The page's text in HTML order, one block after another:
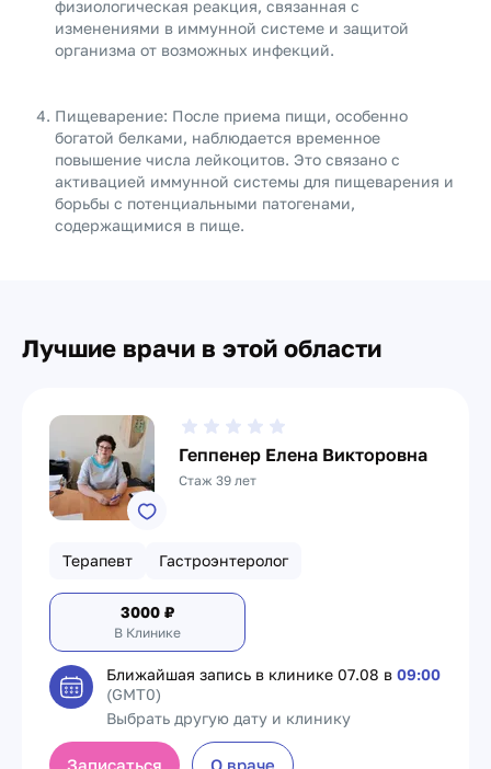
физиологическая реакция, связанная с
изменениями в иммунной системе и защитой
организма от возможных инфекций.
Пищеварение: После приема пищи, особенно
богатой белками, наблюдается временное
повышение числа лейкоцитов. Это связано с
активацией иммунной системы для пищеварения и
борьбы с потенциальными патогенами,
содержащимися в пище.
Лучшие врачи в этой области
Геппенер Елена Викторовна
Стаж 39 лет
Терапевт Гастроэнтеролог
3000 ₽
В Клинике
Ближайшая запись в клинике 07.08 в 09:00
(GMT0)
Выбрать другую дату и клинику
Записаться О враче